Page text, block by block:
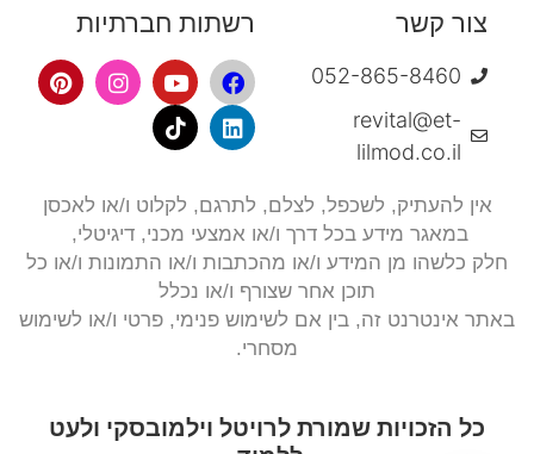
צור קשר
052-865-8460
revital@et-
lilmod.co.il
רשתות חברתיות
אין להעתיק, לשכפל, לצלם, לתרגם, לקלוט ו/או לאכסן
במאגר מידע בכל דרך ו/או אמצעי מכני, דיגיטלי,
חלק כלשהו מן המידע ו/או מהכתבות ו/או התמונות ו/או כל
תוכן אחר שצורף ו/או נכלל
באתר אינטרנט זה, בין אם לשימוש פנימי, פרטי ו/או לשימוש
מסחרי.
כל הזכויות שמורת לרויטל וילמובסקי ולעט